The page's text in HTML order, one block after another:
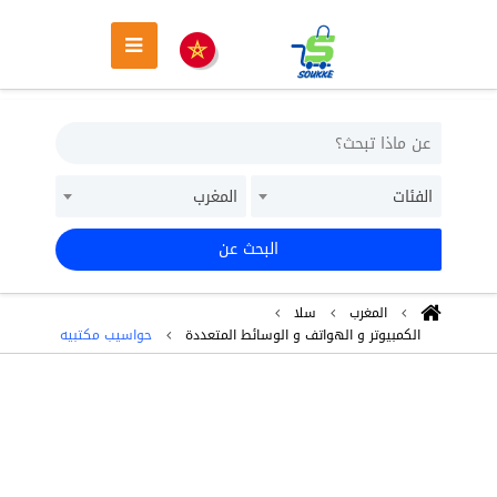
الفئات
المغرب
البحث عن
المغرب
سلا
الكمبيوتر و الهواتف و الوسائط المتعددة
حواسيب مكتبيه